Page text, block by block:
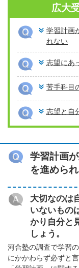
広大
学習計画
れない
志望にあ
苦手科目
志望と自
学習計画
を進めら
大切なのは
いないもの
かり自分と
しょう。
河合塾の調査で学習
にかかわらず必ずと